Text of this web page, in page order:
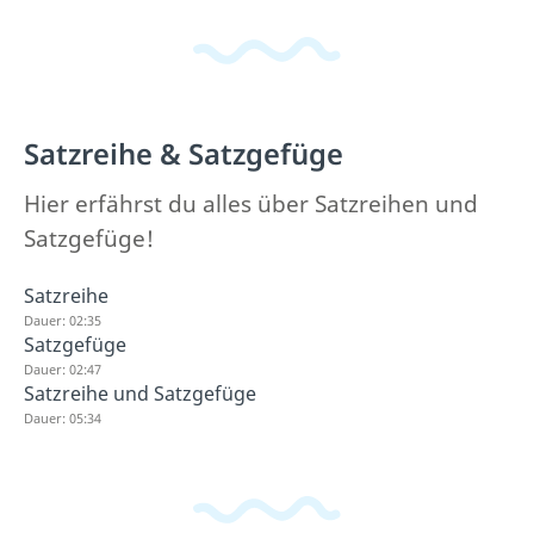
Satzreihe & Satzgefüge
Hier erfährst du alles über Satzreihen und
Satzgefüge!
Satzreihe
Dauer: 02:35
Satzgefüge
Dauer: 02:47
Satzreihe und Satzgefüge
Dauer: 05:34